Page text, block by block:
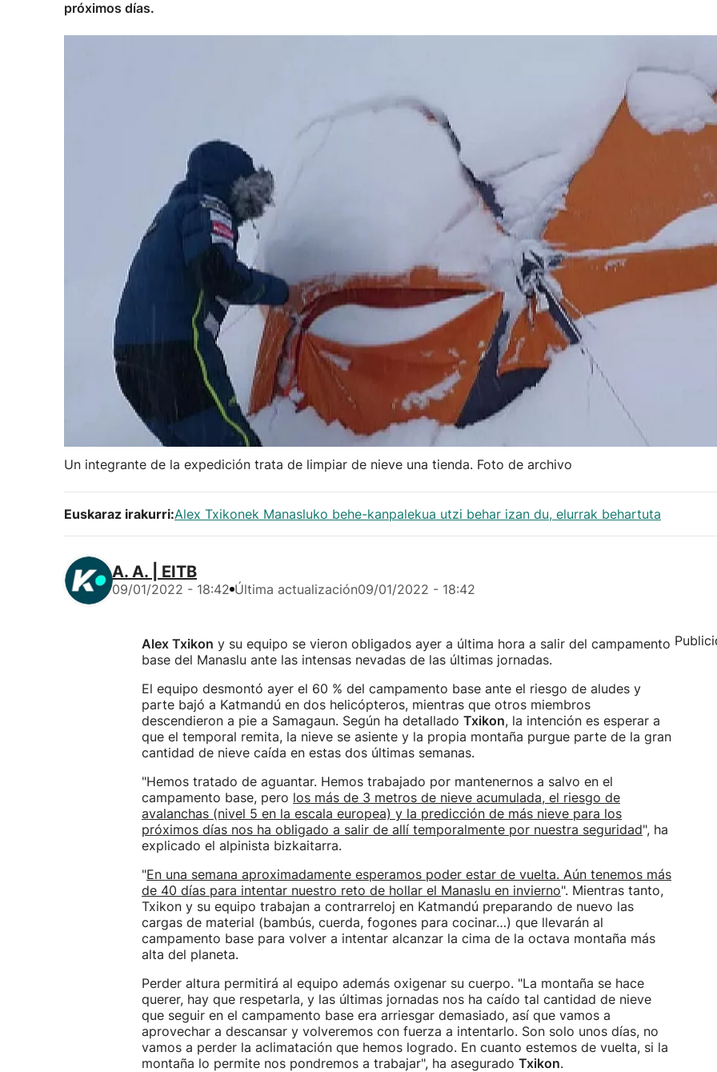
próximos días.
Un integrante de la expedición trata de limpiar de nieve una tienda. Foto de archivo
Euskaraz irakurri:Alex Txikonek Manasluko behe-kanpalekua utzi behar izan du, elurrak behartuta
A. A. | EITB
09/01/2022 - 18:42 Última actualización09/01/2022 - 18:42
Alex Txikon y su equipo se vieron obligados ayer a última hora a salir del campamento
base del Manaslu ante las intensas nevadas de las últimas jornadas.
El equipo desmontó ayer el 60 % del campamento base ante el riesgo de aludes y
parte bajó a Katmandú en dos helicópteros, mientras que otros miembros
descendieron a pie a Samagaun. Según ha detallado Txikon, la intención es esperar a
que el temporal remita, la nieve se asiente y la propia montaña purgue parte de la gran
cantidad de nieve caída en estas dos últimas semanas.
"Hemos tratado de aguantar. Hemos trabajado por mantenernos a salvo en el
campamento base, pero los más de 3 metros de nieve acumulada, el riesgo de
avalanchas (nivel 5 en la escala europea) y la predicción de más nieve para los
próximos días nos ha obligado a salir de allí temporalmente por nuestra seguridad", ha
explicado el alpinista bizkaitarra.
"En una semana aproximadamente esperamos poder estar de vuelta. Aún tenemos más
de 40 días para intentar nuestro reto de hollar el Manaslu en invierno". Mientras tanto,
Txikon y su equipo trabajan a contrarreloj en Katmandú preparando de nuevo las
cargas de material (bambús, cuerda, fogones para cocinar…) que llevarán al
campamento base para volver a intentar alcanzar la cima de la octava montaña más
alta del planeta.
Perder altura permitirá al equipo además oxigenar su cuerpo. "La montaña se hace
querer, hay que respetarla, y las últimas jornadas nos ha caído tal cantidad de nieve
que seguir en el campamento base era arriesgar demasiado, así que vamos a
aprovechar a descansar y volveremos con fuerza a intentarlo. Son solo unos días, no
vamos a perder la aclimatación que hemos logrado. En cuanto estemos de vuelta, si la
montaña lo permite nos pondremos a trabajar", ha asegurado Txikon.